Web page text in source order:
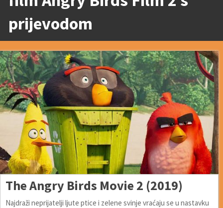
prijevodom
The Angry Birds Movie 2 (2019)
Najdraži neprijatelji ljute ptice i zelene svinje vraćaju se u nastavku